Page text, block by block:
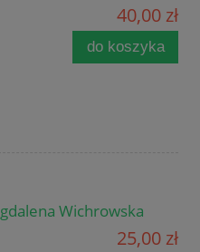
40,00 zł
do koszyka
Wichrowska
25,00 zł